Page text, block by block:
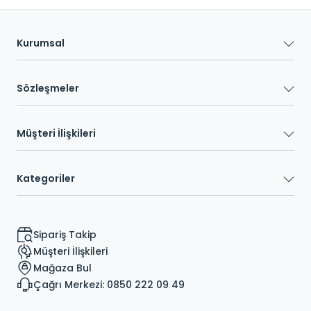
Kurumsal
Sözleşmeler
Müşteri İlişkileri
Kategoriler
Sipariş Takip
Müşteri İlişkileri
Mağaza Bul
Çağrı Merkezi: 0850 222 09 49